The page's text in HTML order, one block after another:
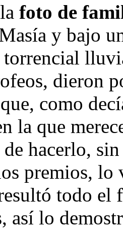
foto de
y bajo
dieron
como
la que
hacerlo,
premios, lo
todo el
así lo